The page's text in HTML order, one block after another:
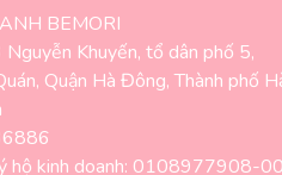
BEMORI
Khuyến, tổ dân phố 5,
Quận Hà Đông, Thành phố
hộ kinh doanh: 0108977908-